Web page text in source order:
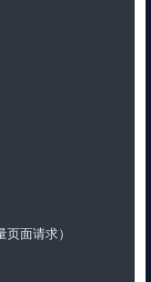
面请求）